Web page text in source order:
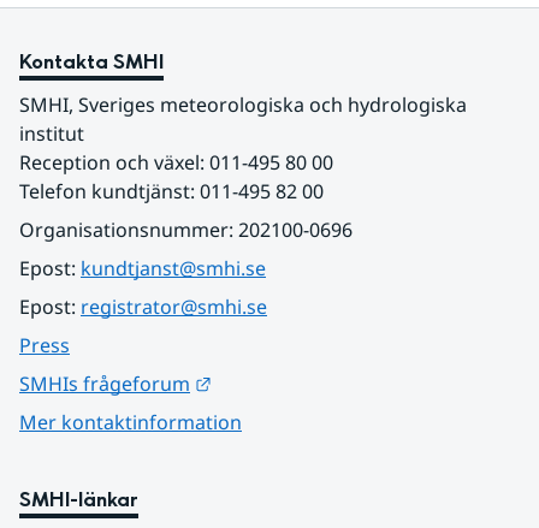
Kontakta SMHI
SMHI, Sveriges meteorologiska och hydrologiska
institut
Reception och växel: 011-495 80 00
Telefon kundtjänst: 011-495 82 00
Organisationsnummer: 202100-0696
Epost: kundtjanst@smhi.se
Epost: registrator@smhi.se
Press
SMHIs frågeforum
Mer kontaktinformation
SMHI-länkar